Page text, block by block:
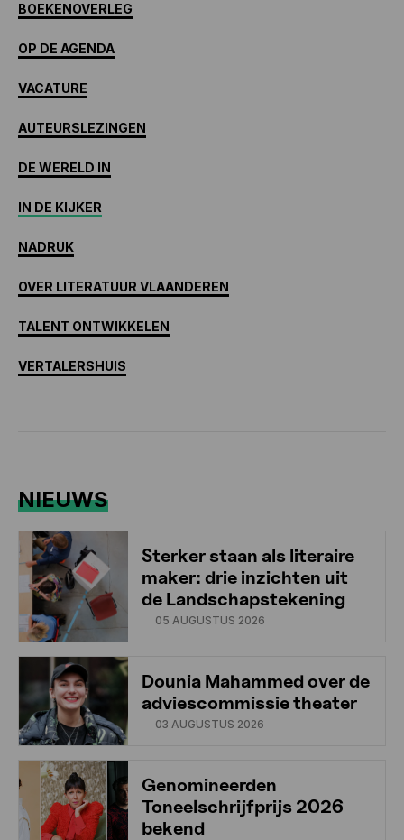
BOEKENOVERLEG
OP DE AGENDA
VACATURE
AUTEURSLEZINGEN
DE WERELD IN
IN DE KIJKER
NADRUK
OVER LITERATUUR VLAANDEREN
TALENT ONTWIKKELEN
VERTALERSHUIS
NIEUWS
Sterker staan als literaire
maker: drie inzichten uit
de Landschapstekening
05 AUGUSTUS 2026
Dounia Mahammed over de
adviescommissie theater
03 AUGUSTUS 2026
Genomineerden
Toneelschrijfprijs 2026
bekend